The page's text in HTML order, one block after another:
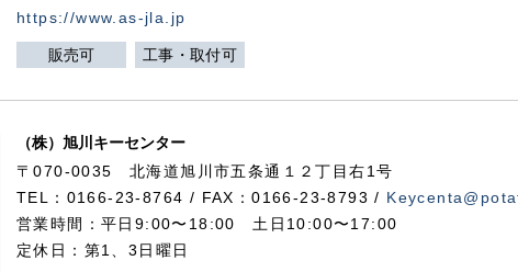
https://www.as-jla.jp
販売可 工事・取付可
（株）旭川キーセンター
〒070-0035 北海道旭川市五条通１２丁目右1号
TEL：0166-23-8764 / FAX：0166-23-8793 /
営業時間：平日9:00〜18:00 土日10:00〜17:00
定休日：第1、3日曜日